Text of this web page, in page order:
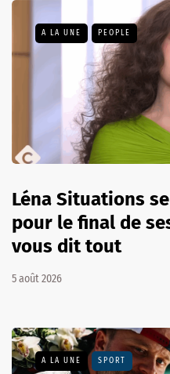
A LA UNE PEOPLE
Léna Situations
pour le final de
vous dit tout
5 août 2026
A LA UNE SPORT